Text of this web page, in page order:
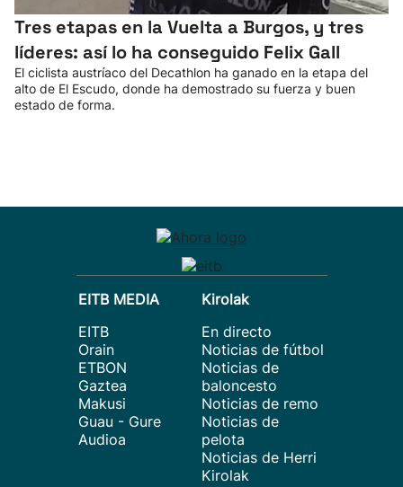
Tres etapas en la Vuelta a Burgos, y tres
líderes: así lo ha conseguido Felix Gall
El ciclista austríaco del Decathlon ha ganado en la etapa del
alto de El Escudo, donde ha demostrado su fuerza y buen
estado de forma.
EITB MEDIA
EITB
Orain
ETBON
Gaztea
Makusi
Guau - Gure
Audioa
Kirolak
En directo
Noticias de fútbol
Noticias de
baloncesto
Noticias de remo
Noticias de
pelota
Noticias de Herri
Kirolak